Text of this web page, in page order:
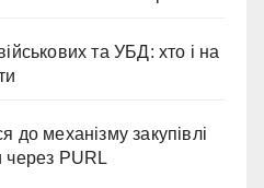
та УБД: хто і на
до механізму закупівлі
через PURL